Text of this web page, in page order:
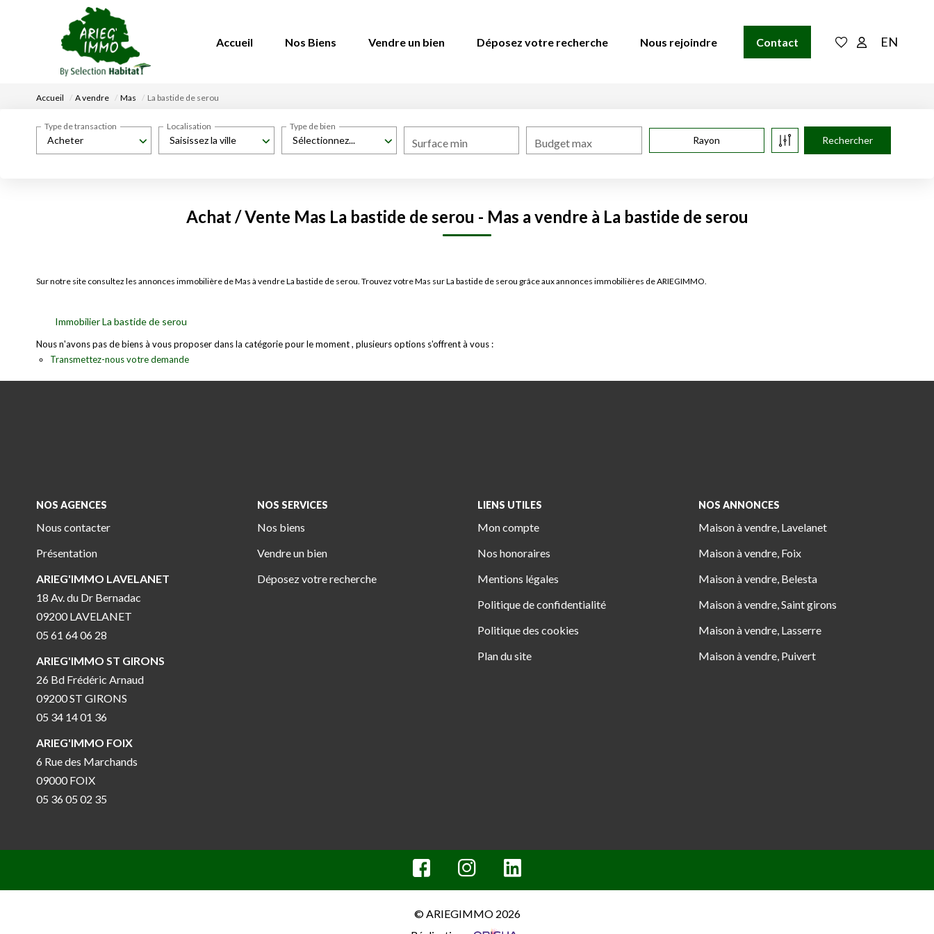
Accueil Nos Biens Vendre un bien Déposez votre recherche Nous rejoindre Contact EN
Accueil A vendre Mas La bastide de serou
Acheter
Type de transaction
Saisissez la ville
Localisation
Sélectionnez...
Type de bien
Surface min Budget max Rayon
Achat / Vente Mas La bastide de serou - Mas a vendre à La bastide de serou
Sur notre site consultez les annonces immobilière de Mas à vendre La bastide de serou. Trouvez votre Mas sur La bastide de serou grâce aux annonces immobilières de ARIEGIMMO.
Immobilier La bastide de serou
Nous n'avons pas de biens à vous proposer dans la catégorie pour le moment , plusieurs options s'offrent à vous :
Transmettez-nous votre demande
NOS AGENCES
Nous contacter
Présentation
ARIEG'IMMO LAVELANET
18 Av. du Dr Bernadac
09200 LAVELANET
05 61 64 06 28
ARIEG'IMMO ST GIRONS
26 Bd Frédéric Arnaud
09200 ST GIRONS
05 34 14 01 36
ARIEG'IMMO FOIX
6 Rue des Marchands
09000 FOIX
05 36 05 02 35
NOS SERVICES
Nos biens
Vendre un bien
Déposez votre recherche
LIENS UTILES
Mon compte
Nos honoraires
Mentions légales
Politique de confidentialité
Politique des cookies
Plan du site
NOS ANNONCES
Maison à vendre, Lavelanet
Maison à vendre, Foix
Maison à vendre, Belesta
Maison à vendre, Saint girons
Maison à vendre, Lasserre
Maison à vendre, Puivert
© ARIEGIMMO 2026